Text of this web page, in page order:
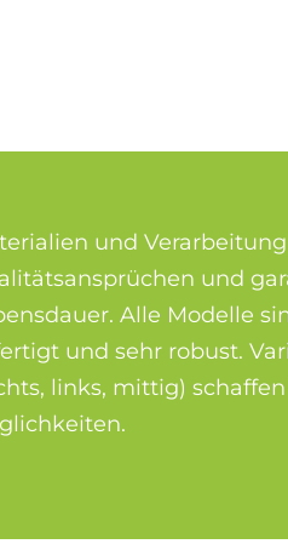
und
und
Alle Modelle
und sehr robust.
links, mittig)